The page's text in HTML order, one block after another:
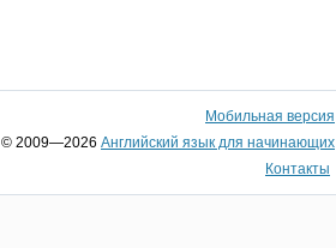
Мобильная версия
© 2009—2026 Английский язык для начинающих
Контакты